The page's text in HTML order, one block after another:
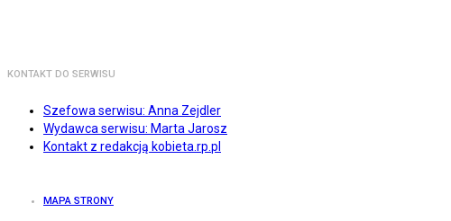
KONTAKT DO SERWISU
Szefowa serwisu: Anna Zejdler
Wydawca serwisu: Marta Jarosz
Kontakt z redakcją kobieta.rp.pl
MAPA STRONY